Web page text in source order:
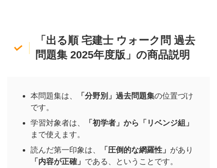
「 出る順 宅建士 ウォーク問 過去
問題集 2025年度版 」の商品説明
本問題集は、 「分野別」過去問題集の位置づけ
です。
学習対象者は、
「初学者」から「リベンジ組」
まで使えます。
読んだ第一印象は、
「圧倒的な網羅性」 があり
「内容が正確」 である、ということです。